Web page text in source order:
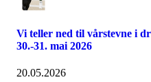
Vi teller ned til vårstevne i
30.-31. mai 2026
20.05.2026